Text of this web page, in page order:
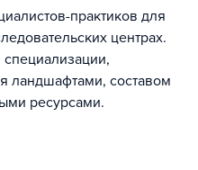
практиков для
центрах.
ландшафтами, составом
ресурсами.